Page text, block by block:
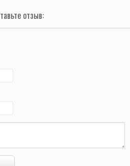
отзыв: